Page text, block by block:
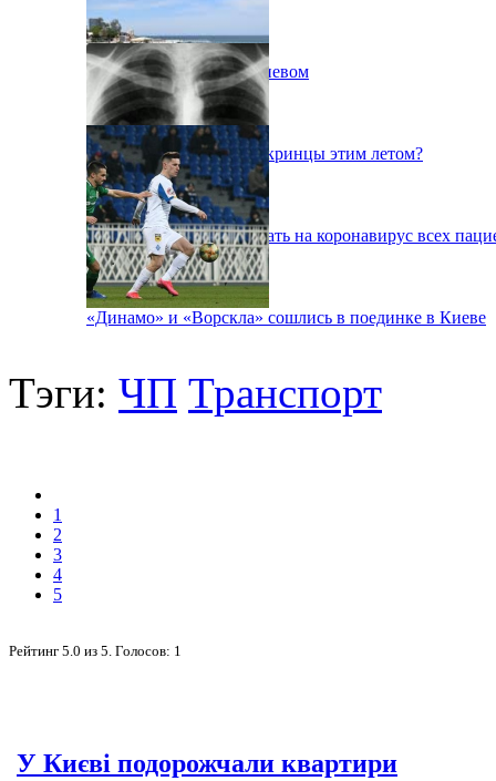
Пожар на свалке под Киевом
Куда поедут отдыхать укринцы этим летом?
В Киеве будут тестировать на коронавирус всех
«Динамо» и «Ворскла» сошлись в поединке в Киеве
Тэги: ЧП Транспорт
1
2
3
4
5
Рейтинг 5.0 из 5 . Голосов: 1
У Києві подорожчали квартири